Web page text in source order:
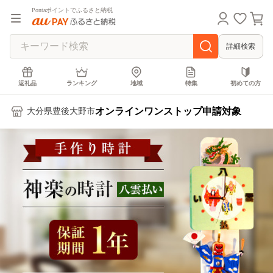
Pontaポイントでふるさと納税
詳細検索
返礼品 ランキング 地域 特集 初めての方
大分県豊後大野市オンラインワンストップ申請対象